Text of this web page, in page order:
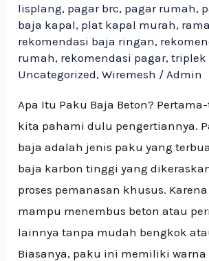
lisplang, pagar brc, pagar rumah,
baja kapal, plat kapal murah,
rekomendasi baja ringan,
rumah, rekomendasi pagar,triplek
Uncategorized,Wiremesh / Admin
Apa Itu Paku Baja Beton?
kita pahami dulu pengertiannya.
baja adalah jenis paku yang
baja karbon tinggi yang
proses pemanasan khusus.
mampu menembus beton atau
lainnya tanpa mudah bengkok
Biasanya, paku ini memiliki
dan
Siap
Pakai